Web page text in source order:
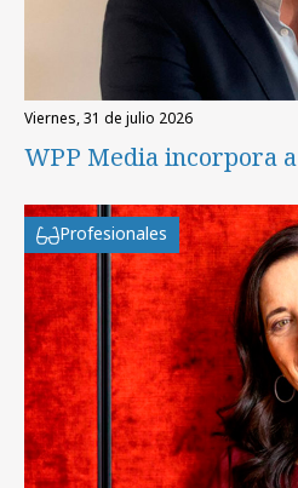
viernes, 31 de julio 2026
WPP Media incorpora
Profesionales